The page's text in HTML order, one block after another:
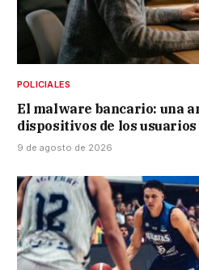
POLICIALES
El malware bancario: una
dispositivos de los usuarios
9 de agosto de 2026